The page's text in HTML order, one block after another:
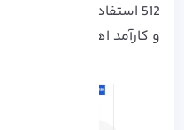
512 استفاده می‌ کند که
و کارآمد اهمیت دارد.